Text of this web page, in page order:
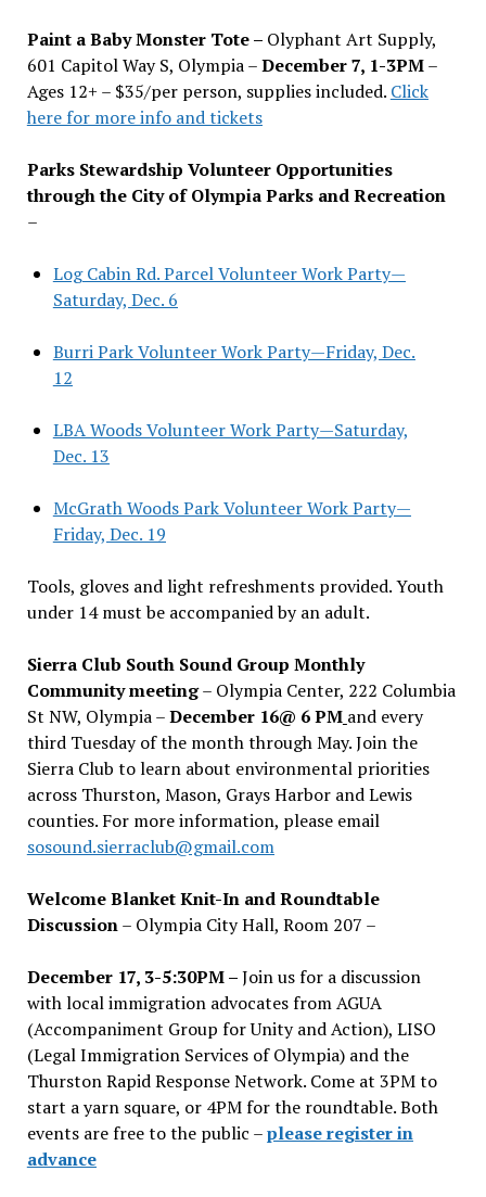
Paint a Baby Monster Tote – Olyphant Art Supply,
601 Capitol Way S, Olympia –December 7, 1-3PM–
Ages 12+ – $35/per person, supplies included. Click
here for more info and tickets
Parks Stewardship Volunteer Opportunities
through the City of Olympia Parks and Recreation
–
Log Cabin Rd. Parcel Volunteer Work Party—
Saturday, Dec. 6
Burri Park Volunteer Work Party—Friday, Dec.
12
LBA Woods Volunteer Work Party—Saturday,
Dec. 13
McGrath Woods Park Volunteer Work Party—
Friday, Dec. 19
Tools, gloves and light refreshments provided. Youth
under 14 must be accompanied by an adult.
Sierra Club South Sound Group Monthly
Community meeting– Olympia Center, 222 Columbia
St NW, Olympia –December 16@ 6 PM and every
third Tuesday of the month through May. Join the
Sierra Club to learn about environmental priorities
across Thurston, Mason, Grays Harbor and Lewis
counties. For more information, please email
sosound.sierraclub@gmail.com
Welcome Blanket Knit-In and Roundtable
Discussion– Olympia City Hall, Room 207 –
December 17, 3-5:30PM –Join us for a discussion
with local immigration advocates from AGUA
(Accompaniment Group for Unity and Action), LISO
(Legal Immigration Services of Olympia) and the
Thurston Rapid Response Network. Come at 3PM to
start a yarn square, or 4PM for the roundtable. Both
events are free to the public –please register in
advance